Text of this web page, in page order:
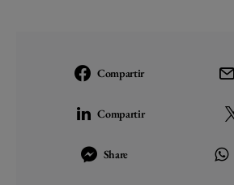
Compartir
Compartir
Share